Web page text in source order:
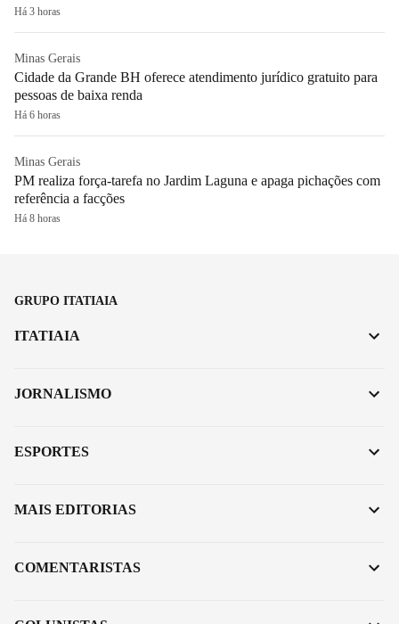
Há 3 horas
Minas Gerais
Cidade da Grande BH oferece atendimento jurídico gratuito para
pessoas de baixa renda
Há 6 horas
Minas Gerais
PM realiza força-tarefa no Jardim Laguna e apaga pichações com
referência a facções
Há 8 horas
GRUPO ITATIAIA
ITATIAIA
JORNALISMO
ESPORTES
MAIS EDITORIAS
COMENTARISTAS